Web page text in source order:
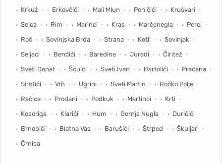
Krkuž Erkovčići Mali Mlun Peničići
Krušvari
Selca
Rim Marinci Kras Marčenegla
Perci
Roč
Sovinjska Brda Strana Kotli
Sovinjak
Seljaci
Benčići Baredine Juradi
Čiritež
Sveti Donat
Šćulci Sveti Ivan Bartolići
Pračana
Sirotići
Vrh Ugrini Sveti Martin
Ročko Polje
Račice
Prodani Podkuk Martinci
Krti
Kosoriga
Klarići Hum Gornja Nugla
Duričići
Brnobići
Blatna Vas Barušići Štrped
Škuljari
Črnica